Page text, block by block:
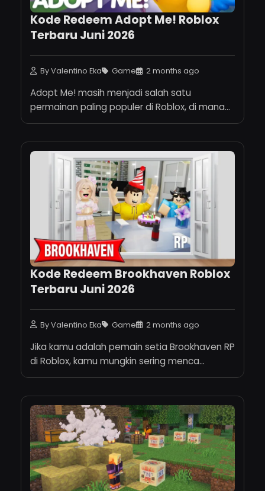
Kode Redeem Adopt Me! Roblox
Terbaru Juni 2026
By Valentino Eka Game 2 months ago
Adopt Me! masih menjadi salah satu
permainan paling populer di Roblox, di mana
p...
Kode Redeem Brookhaven Roblox
Terbaru Juni 2026
By Valentino Eka Game 2 months ago
Jika kamu adalah pemain setia Brookhaven RP
di Roblox, kamu mungkin sering menca...